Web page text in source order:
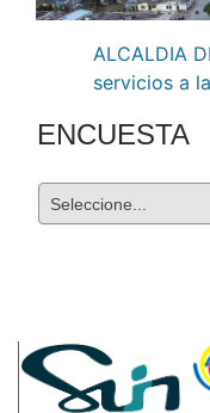
ALCALDIA
servicios a
ENCUESTA